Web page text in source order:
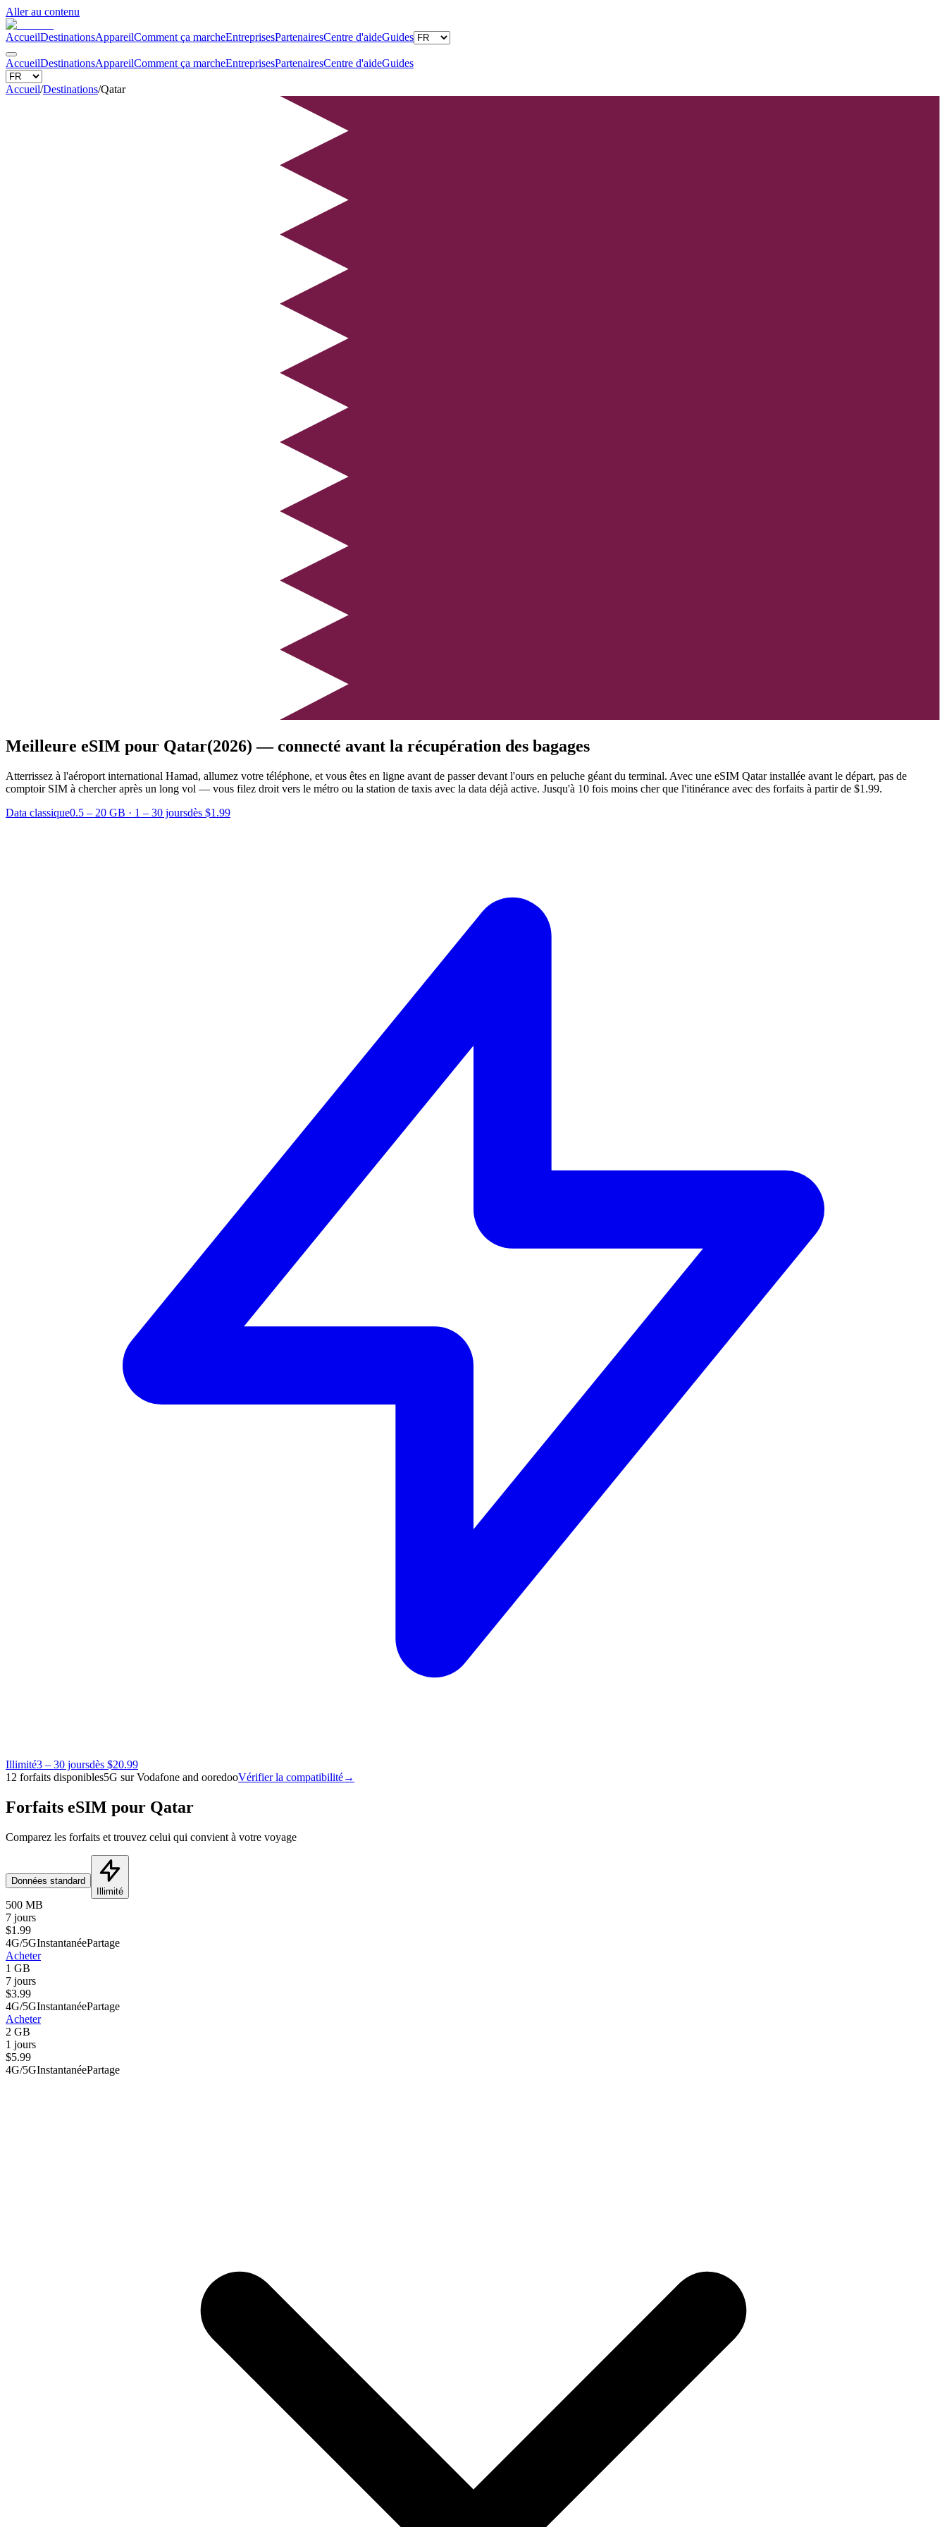
Aller au contenu
AccueilDestinationsAppareilComment ça marcheEntreprisesPartenairesCentre d'aideGuides
AccueilDestinationsAppareilComment ça marcheEntreprisesPartenairesCentre d'aideGuides
Accueil/Destinations/Qatar
Meilleure eSIM pour Qatar(2026) — connecté avant la récupération des bagages
Atterrissez à l'aéroport international Hamad, allumez votre téléphone, et vous êtes en ligne avant de passer devant l'ours en peluche géant du terminal. Avec une eSIM Qatar installée avant le départ, pas de
comptoir SIM à chercher après un long vol — vous filez droit vers le métro ou la station de taxis avec la data déjà active. Jusqu'à 10 fois moins cher que l'itinérance avec des forfaits à partir de $1.99.
Data classique0.5 – 20 GB · 1 – 30 joursdès $1.99
Illimité3 – 30 joursdès $20.99
12 forfaits disponibles5G sur Vodafone and ooredooVérifier la compatibilité→
Forfaits eSIM pour Qatar
Comparez les forfaits et trouvez celui qui convient à votre voyage
Données standard
Illimité
500 MB
7 jours
$1.99
4G/5GInstantanéePartage
Acheter
1 GB
7 jours
$3.99
4G/5GInstantanéePartage
Acheter
2 GB
1 jours
$5.99
4G/5GInstantanéePartage